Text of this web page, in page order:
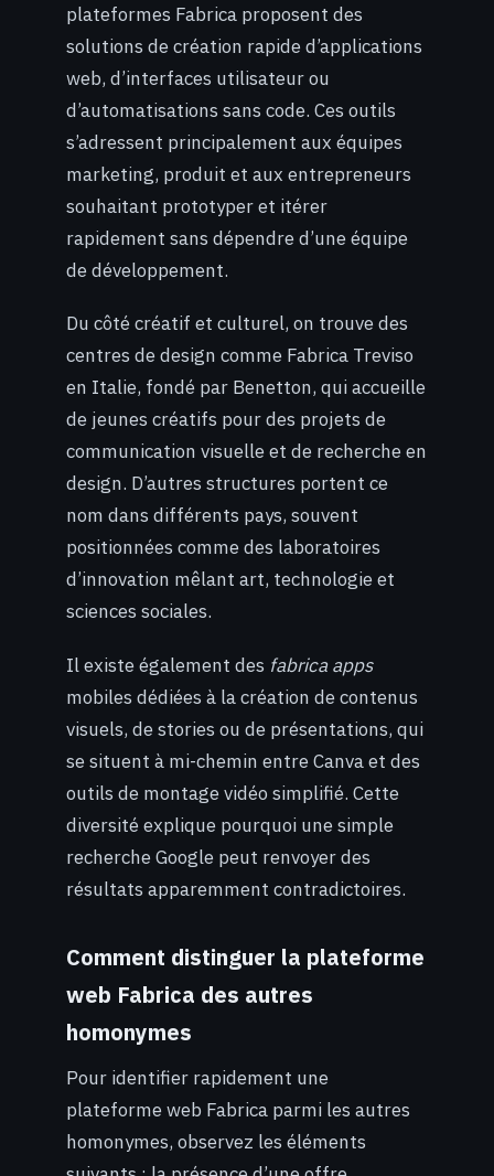
plateformes Fabrica proposent des
solutions de création rapide d’applications
web, d’interfaces utilisateur ou
d’automatisations sans code. Ces outils
s’adressent principalement aux équipes
marketing, produit et aux entrepreneurs
souhaitant prototyper et itérer
rapidement sans dépendre d’une équipe
de développement.
Du côté créatif et culturel, on trouve des
centres de design comme Fabrica Treviso
en Italie, fondé par Benetton, qui accueille
de jeunes créatifs pour des projets de
communication visuelle et de recherche en
design. D’autres structures portent ce
nom dans différents pays, souvent
positionnées comme des laboratoires
d’innovation mêlant art, technologie et
sciences sociales.
Il existe également des fabrica apps
mobiles dédiées à la création de contenus
visuels, de stories ou de présentations, qui
se situent à mi-chemin entre Canva et des
outils de montage vidéo simplifié. Cette
diversité explique pourquoi une simple
recherche Google peut renvoyer des
résultats apparemment contradictoires.
Comment distinguer la plateforme
web Fabrica des autres
homonymes
Pour identifier rapidement une
plateforme web Fabrica parmi les autres
homonymes, observez les éléments